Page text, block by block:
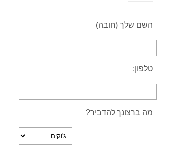
השם שלך (חובה)
טלפון:
מה ברצונך להדביר?